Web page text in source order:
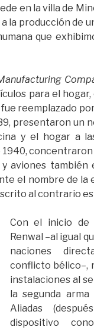
en la villa de
la producción de
que
para el
reemplazado
presentaron un
y el hogar a
aviones también
el nombre de
al contrario es
Con el inicio
Renwal –al igual
naciones
conflicto bélico–,
instalaciones al
la segunda
Aliadas
dispositivo